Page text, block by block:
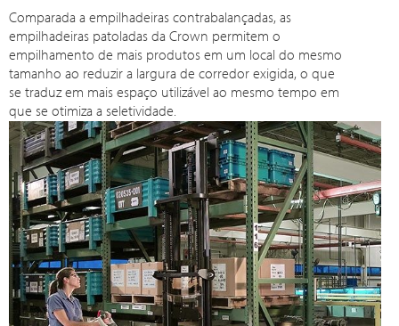
Comparada a empilhadeiras contrabalançadas, as
empilhadeiras patoladas da Crown permitem o
empilhamento de mais produtos em um local do mesmo
tamanho ao reduzir a largura de corredor exigida, o que
se traduz em mais espaço utilizável ao mesmo tempo em
que se otimiza a seletividade.